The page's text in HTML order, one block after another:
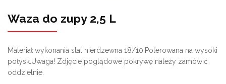
Waza do zupy 2,5 L
Materiał wykonania stal nierdzewna 18/10.Polerowana na wysoki
połysk.Uwaga! Zdjęcie poglądowe pokrywę należy zamówić
oddzielnie.